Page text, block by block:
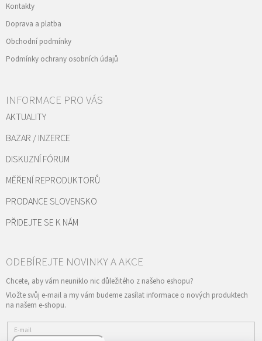
Kontakty
Doprava a platba
Obchodní podmínky
Podmínky ochrany osobních údajů
INFORMACE PRO VÁS
AKTUALITY
BAZAR / INZERCE
DISKUZNÍ FÓRUM
MĚŘENÍ REPRODUKTORŮ
PRODANCE SLOVENSKO
PŘIDEJTE SE K NÁM
Vložte svůj e-mail a my vám budeme zasílat informace o nových produktech
na našem e-shopu.
E-mail